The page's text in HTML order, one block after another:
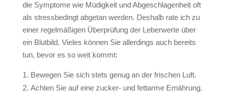
die Symptome wie Müdigkeit und Abgeschlagenheit oft
als stressbedingt abgetan werden. Deshalb rate ich zu
einer regelmäßigen Überprüfung der Leberwerte über
ein Blutbild. Vieles können Sie allerdings auch bereits
tun, bevor es so weit kommt:
Bewegen Sie sich stets genug an der frischen Luft.
Achten Sie auf eine zucker- und fettarme Ernährung.